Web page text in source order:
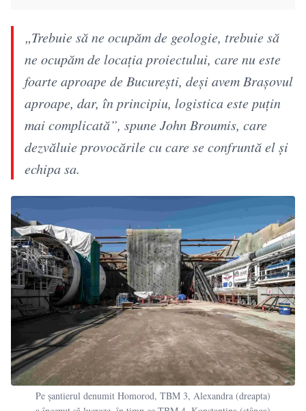
„Trebuie să ne ocupăm de geologie, trebuie să
ne ocupăm de locația proiectului, care nu este
foarte aproape de București, deși avem Brașovul
aproape, dar, în principiu, logistica este puțin
mai complicată”, spune John Broumis, care
dezvăluie provocările cu care se confruntă el și
echipa sa.
Pe șantierul denumit Homorod, TBM 3, Alexandra (dreapta)